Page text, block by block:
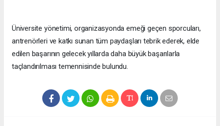
Üniversite yönetimi, organizasyonda emeği geçen sporcuları,
antrenörleri ve katkı sunan tüm paydaşları tebrik ederek, elde
edilen başarının gelecek yıllarda daha büyük başarılarla
taçlandırılması temennisinde bulundu.